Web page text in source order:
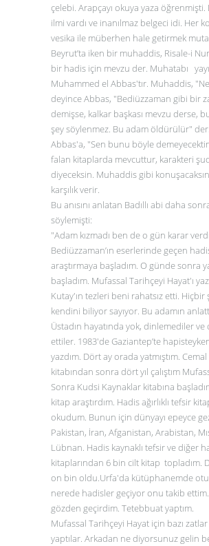
çelebi. Arapçayı okuya yaza
ilmi vardı ve inanılmaz belgeci idi. Her
vesika ile müberhen hale getirmek
Beyrut’ta iken bir muhaddis, Risale-i
bir hadis için mevzu der. Muhatabı
Muhammed el Abbas'tır. Muhaddis,
deyince Abbas, "Bediüzzaman gibi bir
demişse, kalkar başkası mevzu derse,
şey söylenmez. Bu adam öldürülür" der.
Abbas'a, "Sen bunu böyle
falan kitaplarda mevcuttur, karakteri
diyeceksin. Muhaddis gibi
karşılık verir.
Bu anısını anlatan Badıllı abi daha
söylemişti:
"Adam kızmadı ben de o gün karar
Bediüzzaman’ın eserlerinde geçen
araştırmaya başladım. O günde sonra
başladım. Mufassal Tarihçeyi Hayat'ı
Kutay'ın tezleri beni rahatsız etti.
kendini biliyor sayıyor. Bu adamın
Üstadın hayatında yok, dinlemediler
ettiler. 1983'de Gaziantep’te
yazdım. Dört ay orada yatmıştım. Cemal
kitabından sonra dört yıl çalıştım
Sonra Kudsi Kaynaklar kitabına
kitap araştırdım. Hadis ağırlıklı tefsir
okudum. Bunun için dünyayı epeyce
Pakistan, İran, Afganistan, Arabistan,
Lübnan. Hadis kaynaklı tefsir ve diğer
kitaplarından 6 bin cilt kitap topladım.
on bin oldu.Urfa'da kütüphanemde
nerede hadisler geçiyor onu takib ettim.
gözden geçirdim. Tetebbuat yaptım.
Mufassal Tarihçeyi Hayat için bazı
yaptılar. Arkadan ne diyorsunuz gelin